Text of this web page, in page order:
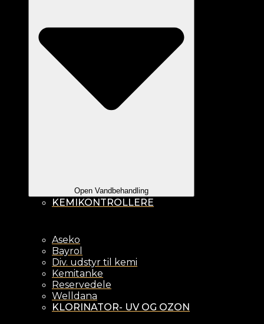
Open Vandbehandling
KEMIKONTROLLERE
Aseko
Bayrol
Div. udstyr til kemi
Kemitanke
Reservedele
Welldana
KLORINATOR- UV OG OZON